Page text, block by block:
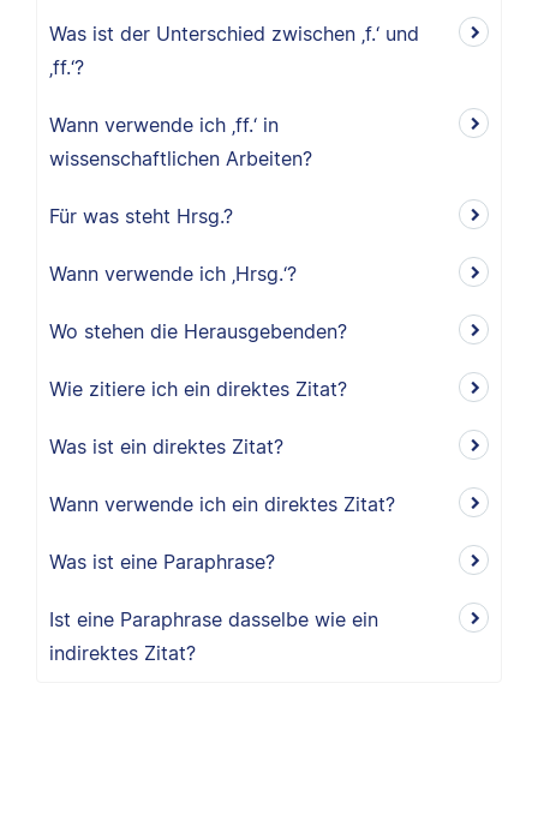
Was ist der Unterschied zwischen ‚f.‘ und
‚ff.‘?
Wann verwende ich ‚ff.‘ in
wissenschaftlichen Arbeiten?
Für was steht Hrsg.?
Wann verwende ich ‚Hrsg.‘?
Wo stehen die Herausgebenden?
Wie zitiere ich ein direktes Zitat?
Was ist ein direktes Zitat?
Wann verwende ich ein direktes Zitat?
Was ist eine Paraphrase?
Ist eine Paraphrase dasselbe wie ein
indirektes Zitat?